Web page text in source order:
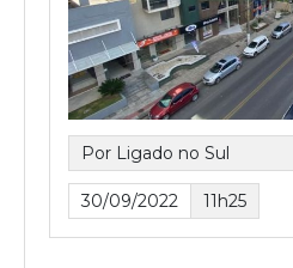
Por Ligado no Sul
30/09/2022 11h25